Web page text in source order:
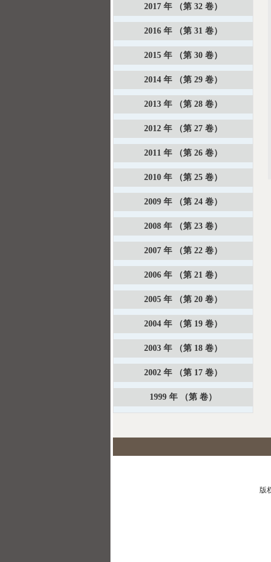
2017 年 （第 32 卷）
2016 年 （第 31 卷）
2015 年 （第 30 卷）
2014 年 （第 29 卷）
2013 年 （第 28 卷）
2012 年 （第 27 卷）
2011 年 （第 26 卷）
2010 年 （第 25 卷）
2009 年 （第 24 卷）
2008 年 （第 23 卷）
2007 年 （第 22 卷）
2006 年 （第 21 卷）
2005 年 （第 20 卷）
2004 年 （第 19 卷）
2003 年 （第 18 卷）
2002 年 （第 17 卷）
1999 年 （第 卷）
版